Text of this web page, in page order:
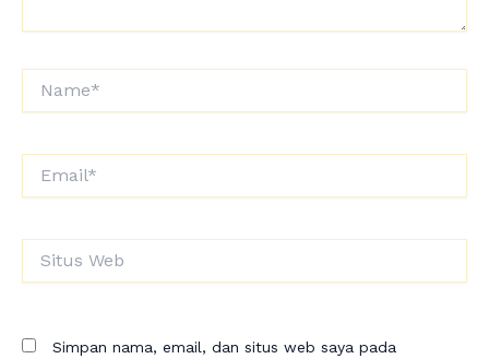
Web
Simpan nama, email, dan situs web saya pada